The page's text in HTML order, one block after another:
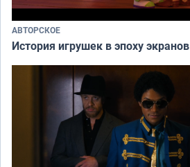
АВТОРСКОЕ
История игрушек в эпоху экранов